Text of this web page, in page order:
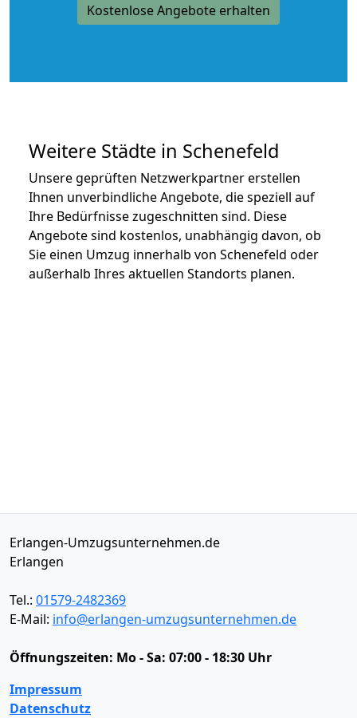
Kostenlose Angebote erhalten
Weitere Städte in Schenefeld
Unsere geprüften Netzwerkpartner erstellen
Ihnen unverbindliche Angebote, die speziell auf
Ihre Bedürfnisse zugeschnitten sind. Diese
Angebote sind kostenlos, unabhängig davon, ob
Sie einen Umzug innerhalb von Schenefeld oder
außerhalb Ihres aktuellen Standorts planen.
Erlangen-Umzugsunternehmen.de
Erlangen
Tel.: 01579-2482369
E-Mail: info@erlangen-umzugsunternehmen.de
Öffnungszeiten: Mo - Sa: 07:00 - 18:30 Uhr
Impressum
Datenschutz